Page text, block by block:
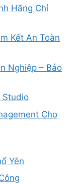
Hãng Chỉ
Kết An Toàn
Nghiệp – Bảo
Studio
Cho
Yên